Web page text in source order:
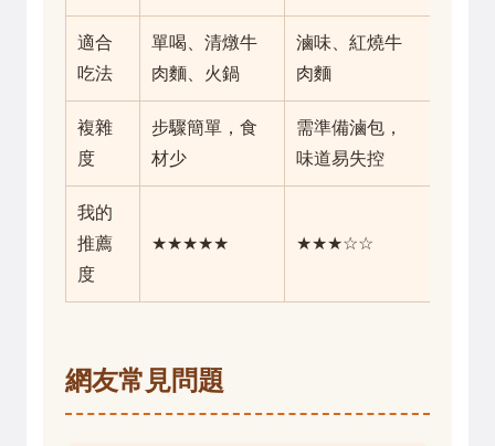
適合
吃法
單喝、清燉牛
肉麵、火鍋
滷味、紅燒牛
肉麵
複雜
度
步驟簡單，食
材少
需準備滷包，
味道易失控
我的
推薦
度
★★★★★ ★★★☆☆
網友常見問題